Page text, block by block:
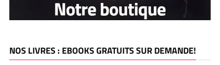
NOS LIVRES : EBOOKS GRATUITS SUR DEMANDE!